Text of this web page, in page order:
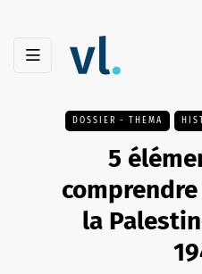
DOSSIER - THEMA
5
la